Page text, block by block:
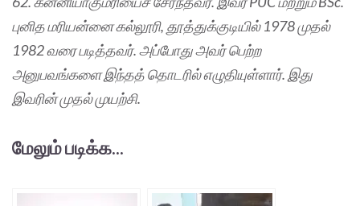
புனித மரியன்னை கல்லூரி, தூத்துக்குடியில் 1978 முதல்
1982 வரை படித்தவர். அப்போது அவர் பெற்ற
அனுபவங்களை இந்தத் தொடரில் எழுதியுள்ளார். இது
இவரின் முதல் முயற்சி.
மேலும் படிக்க...